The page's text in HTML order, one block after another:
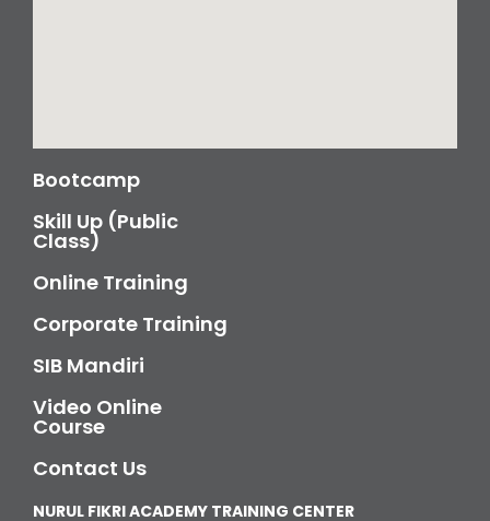
Bootcamp
Skill Up (Public
Class)
Online Training
Corporate Training
SIB Mandiri
Video Online
Course
Contact Us
NURUL FIKRI ACADEMY TRAINING CENTER